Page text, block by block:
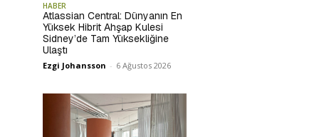
HABER
Atlassian Central: Dünyanın En
Yüksek Hibrit Ahşap Kulesi
Sidney’de Tam Yüksekliğine
Ulaştı
Ezgi Johansson - 6 Ağustos 2026